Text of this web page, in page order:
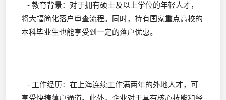
- 教育背景：对于拥有硕士及以上学位的年轻人才，
将大幅简化落户审查流程。同时，持有国家重点高校的
本科毕业生也能享受到一定的落户优惠。
- 工作经历：在上海连续工作满两年的外地人才，可
享受快捷落户通道。此外，企业对于具有核心技能和经